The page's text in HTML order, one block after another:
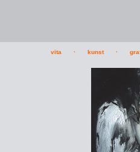
vita · kunst ·